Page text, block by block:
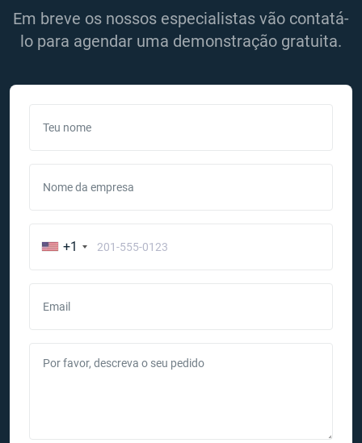
Em breve os nossos especialistas vão contatá-
lo para agendar uma demonstração gratuita.
Teu nome
Nome da empresa
+1
Email
Por favor, descreva o seu pedido